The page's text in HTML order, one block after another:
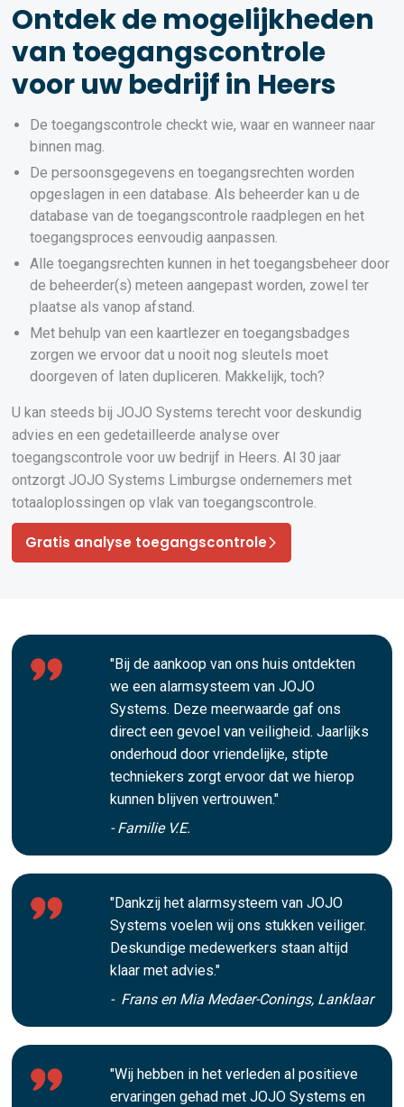
Ontdek de mogelijkheden
van toegangscontrole
voor uw bedrijf in Heers
De toegangscontrole checkt wie, waar en wanneer naar
binnen mag.
De persoonsgegevens en toegangsrechten worden
opgeslagen in een database. Als beheerder kan u de
database van de toegangscontrole raadplegen en het
toegangsproces eenvoudig aanpassen.
Alle toegangsrechten kunnen in het toegangsbeheer door
de beheerder(s) meteen aangepast worden, zowel ter
plaatse als vanop afstand.
Met behulp van een kaartlezer en toegangsbadges
zorgen we ervoor dat u nooit nog sleutels moet
doorgeven of laten dupliceren. Makkelijk, toch?
U kan steeds bij JOJO Systems terecht voor deskundig
advies en een gedetailleerde analyse over
toegangscontrole voor uw bedrijf in Heers. Al 30 jaar
ontzorgt JOJO Systems Limburgse ondernemers met
totaaloplossingen op vlak van toegangscontrole.
Gratis analyse toegangscontrole
"Bij de aankoop van ons huis ontdekten
we een alarmsysteem van JOJO
Systems. Deze meerwaarde gaf ons
direct een gevoel van veiligheid. Jaarlijks
onderhoud door vriendelijke, stipte
techniekers zorgt ervoor dat we hierop
kunnen blijven vertrouwen."
- Familie V.E.
"Dankzij het alarmsysteem van JOJO
Systems voelen wij ons stukken veiliger.
Deskundige medewerkers staan altijd
klaar met advies."
- Frans en Mia Medaer-Conings, Lanklaar
"Wij hebben in het verleden al positieve
ervaringen gehad met JOJO Systems en